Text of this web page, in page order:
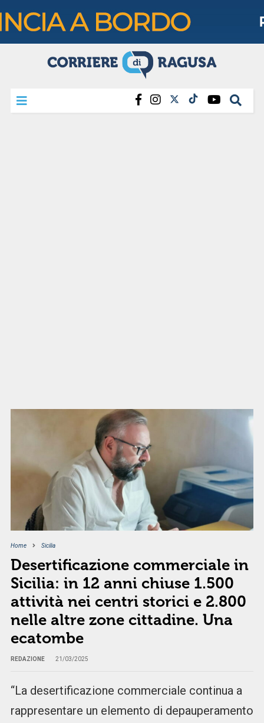
Home Sicilia
Desertificazione commerciale in
Sicilia: in 12 anni chiuse 1.500
attività nei centri storici e 2.800
nelle altre zone cittadine. Una
ecatombe
REDAZIONE 21/03/2025
“La desertificazione commerciale continua a
rappresentare un elemento di depauperamento